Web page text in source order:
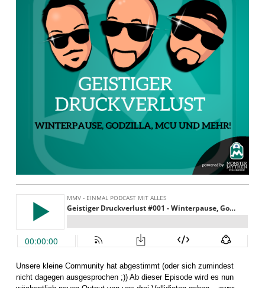
Unsere kleine Community hat abgestimmt (oder sich zumindest
nicht dagegen ausgesprochen ;)) Ab dieser Episode wird es nun